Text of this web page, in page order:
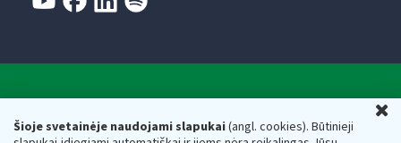
Šioje svetainėje naudojami slapukai(angl. cookies). Būtinieji
Respublikos finansų ministerijos